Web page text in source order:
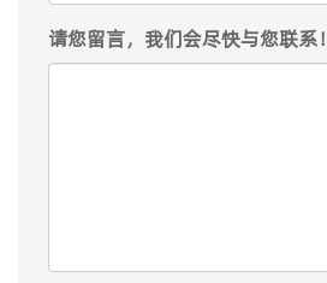
请您留言，我们会尽快与您联系！